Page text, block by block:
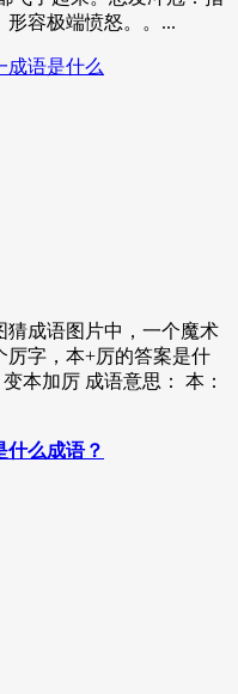
容极端愤怒。。...
成语是什么
猜成语图片中，一个魔术
厉字，本+厉的答案是什
本加厉 成语意思： 本：
什么成语？